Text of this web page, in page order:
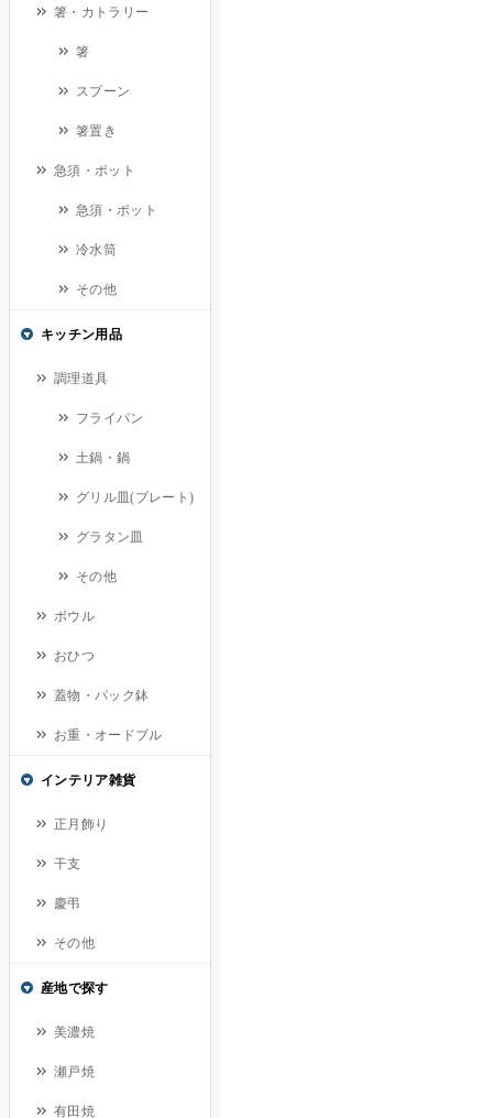
箸・カトラリー
箸
スプーン
箸置き
急須・ポット
急須・ポット
冷水筒
その他
キッチン用品
調理道具
フライパン
土鍋・鍋
グリル皿(プレート)
グラタン皿
その他
ボウル
おひつ
蓋物・パック鉢
お重・オードブル
インテリア雑貨
正月飾り
干支
慶弔
その他
産地で探す
美濃焼
瀬戸焼
有田焼